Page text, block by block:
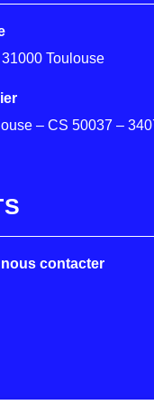
Toulouse
– CS 50037 –
contacter